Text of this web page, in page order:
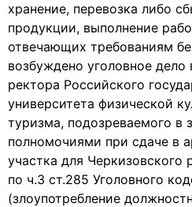
хранение, перевозка либо
продукции, выполнение
отвечающих требованиям
возбуждено уголовное
ректора Российского
университета физической
туризма, подозреваемого в
полномочиями при сдаче в
участка для
по ч.3 ст.285 Уголовного
(злоупотребление